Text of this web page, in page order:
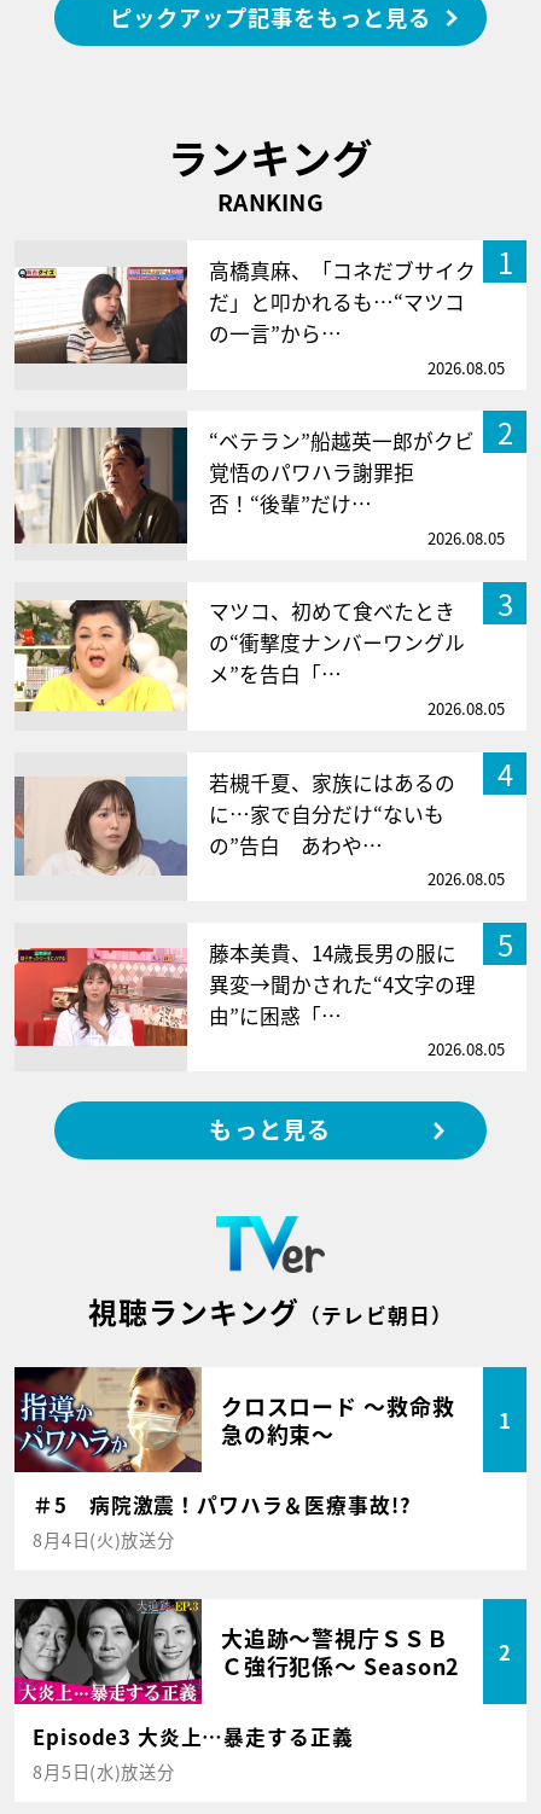
ピックアップ記事をもっと見る
ランキング
RANKING
1
高橋真麻、「コネだブサイク
だ」と叩かれるも…“マツコ
の一言”から…
2026.08.05
2
“ベテラン”船越英一郎がクビ
覚悟のパワハラ謝罪拒
否！“後輩”だけ…
2026.08.05
3
マツコ、初めて食べたとき
の“衝撃度ナンバーワングル
メ”を告白「…
2026.08.05
4
若槻千夏、家族にはあるの
に…家で自分だけ“ないも
の”告白 あわや…
2026.08.05
5
藤本美貴、14歳長男の服に
異変→聞かされた“4文字の理
由”に困惑「…
2026.08.05
もっと見る
視聴ランキング （テレビ朝日）
クロスロード ～救命救
急の約束～
1
＃5 病院激震！パワハラ＆医療事故!?
8月4日(火)放送分
大追跡～警視庁ＳＳＢ
Ｃ強行犯係～ Season2
2
Episode3 大炎上…暴走する正義
8月5日(水)放送分